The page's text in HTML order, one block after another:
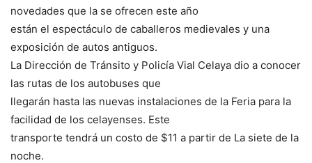
novedades que la se ofrecen este año
están el espectáculo de caballeros medievales y una
exposición de autos antiguos.
La Dirección de Tránsito y Policía Vial Celaya dio a conocer
las rutas de los autobuses que
llegarán hasta las nuevas instalaciones de la Feria para la
facilidad de los celayenses. Este
transporte tendrá un costo de $11 a partir de La siete de la
noche.